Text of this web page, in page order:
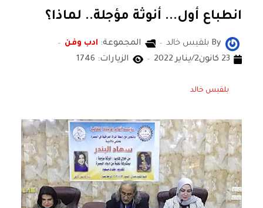
انطباع أول... أنوثة مؤجلة.. لماذا؟
By بلقيس خالد المجموعة: ادب وفن
23 كانون2/يناير 2022
الزيارات: 1746
بلقيس خالد